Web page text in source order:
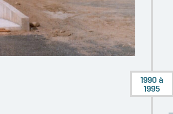
1990 à
1995